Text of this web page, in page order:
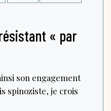
« par
son engagement
spinoziste, je crois